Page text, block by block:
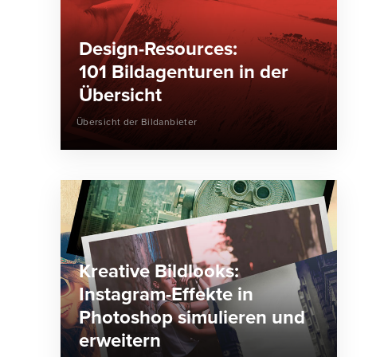
Design-Resources:
101 Bildagenturen in der
Übersicht
Übersicht der Bildanbieter
Kreative Bildlooks:
Instagram-Effekte in
Photoshop simulieren und
erweitern